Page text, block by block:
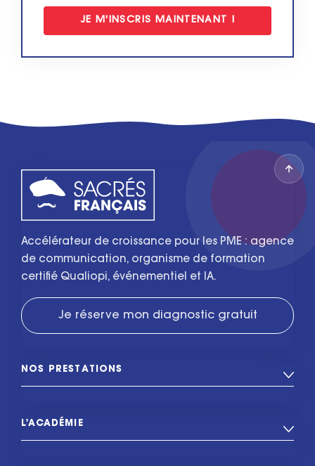
Accélérateur de croissance pour les PME : agence
de communication, organisme de formation
certifié Qualiopi, événementiel et IA.
Je réserve mon diagnostic gratuit
NOS PRESTATIONS
L'ACADÉMIE